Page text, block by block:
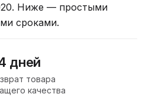
Ниже — простыми
сроками.
дней
товара
качества